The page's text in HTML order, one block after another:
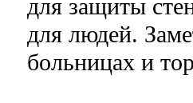
для защиты
для людей.
больницах и